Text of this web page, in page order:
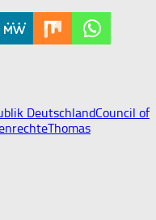
DeutschlandCouncil of
Thomas